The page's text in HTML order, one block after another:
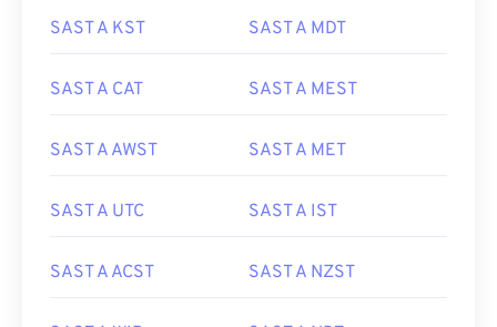
SAST A KST SAST A MDT
SAST A CAT SAST A MEST
SAST A AWST SAST A MET
SAST A UTC SAST A IST
SAST A ACST SAST A NZST